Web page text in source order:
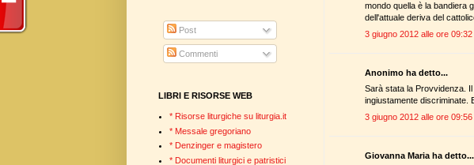
mondo quella è la bandiera
dell'attuale deriva del
3 giugno 2012 alle ore 09:32
Anonimo ha detto...
Sarà stata la Provvidenza.
ingiustamente discriminate.
3 giugno 2012 alle ore 09:56
Giovanna Maria ha detto...
Post
Commenti
LIBRI E RISORSE WEB
* Risorse liturgiche su liturgia.it
* Messale gregoriano
* Denzinger e magistero
* Documenti liturgici e patristici